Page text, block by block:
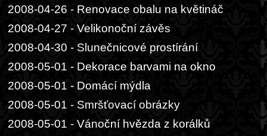
2008-04-26 - Renovace obalu na květináč
2008-04-27 - Velikonoční závěs
2008-04-30 - Slunečnicové prostírání
2008-05-01 - Dekorace barvami na okno
2008-05-01 - Domácí mýdla
2008-05-01 - Smršťovací obrázky
2008-05-01 - Vánoční hvězda z korálků